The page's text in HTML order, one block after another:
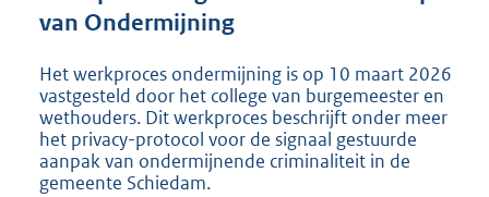
t
e
:
6
2
van Ondermijning
Het werkproces ondermijning is op 10 maart 2026
vastgesteld door het college van burgemeester en
wethouders. Dit werkproces beschrijft onder meer
het privacy-protocol voor de signaal gestuurde
aanpak van ondermijnende criminaliteit in de
gemeente Schiedam.